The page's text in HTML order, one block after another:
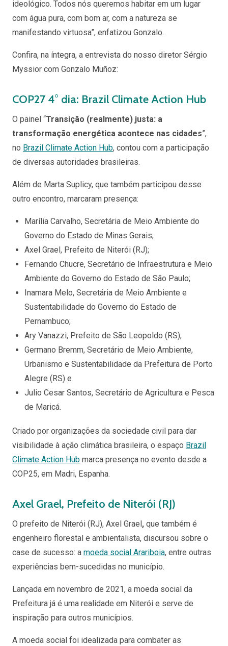
ideológico. Todos nós queremos habitar em um lugar
com água pura, com bom ar, com a natureza se
manifestando virtuosa”, enfatizou Gonzalo.
Confira, na íntegra, a entrevista do nosso diretor Sérgio
Myssior com Gonzalo Muñoz:
COP27 4° dia: Brazil Climate Action Hub
O painel “Transição (realmente) justa: a
transformação energética acontece nas cidades”,
no Brazil Climate Action Hub, contou com a participação
de diversas autoridades brasileiras.
Além de Marta Suplicy, que também participou desse
outro encontro, marcaram presença:
Marília Carvalho, Secretária de Meio Ambiente do
Governo do Estado de Minas Gerais;
Axel Grael, Prefeito de Niterói (RJ);
Fernando Chucre, Secretário de Infraestrutura e Meio
Ambiente do Governo do Estado de São Paulo;
Inamara Melo, Secretária de Meio Ambiente e
Sustentabilidade do Governo do Estado de
Pernambuco;
Ary Vanazzi, Prefeito de São Leopoldo (RS);
Germano Bremm, Secretário de Meio Ambiente,
Urbanismo e Sustentabilidade da Prefeitura de Porto
Alegre (RS) e
Julio Cesar Santos, Secretário de Agricultura e Pesca
de Maricá.
Criado por organizações da sociedade civil para dar
visibilidade à ação climática brasileira, o espaço Brazil
Climate Action Hub marca presença no evento desde a
COP25, em Madri, Espanha.
Axel Grael, Prefeito de Niterói (RJ)
O prefeito de Niterói (RJ), Axel Grael , que também é
engenheiro florestal e ambientalista, discursou sobre o
case de sucesso: a moeda social Arariboia, entre outras
experiências bem-sucedidas no município.
Lançada em novembro de 2021, a moeda social da
Prefeitura já é uma realidade em Niterói e serve de
inspiração para outros municípios.
A moeda social foi idealizada para combater as